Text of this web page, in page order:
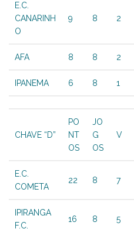
E.C.
CANARINH
O
9 8 2
AFA 8 8 2
IPANEMA 6 8 1
CHAVE “D”
PO
NT
OS
JO
G
OS
V
E.C.
COMETA
22 8 7
IPIRANGA
F.C.
16 8 5